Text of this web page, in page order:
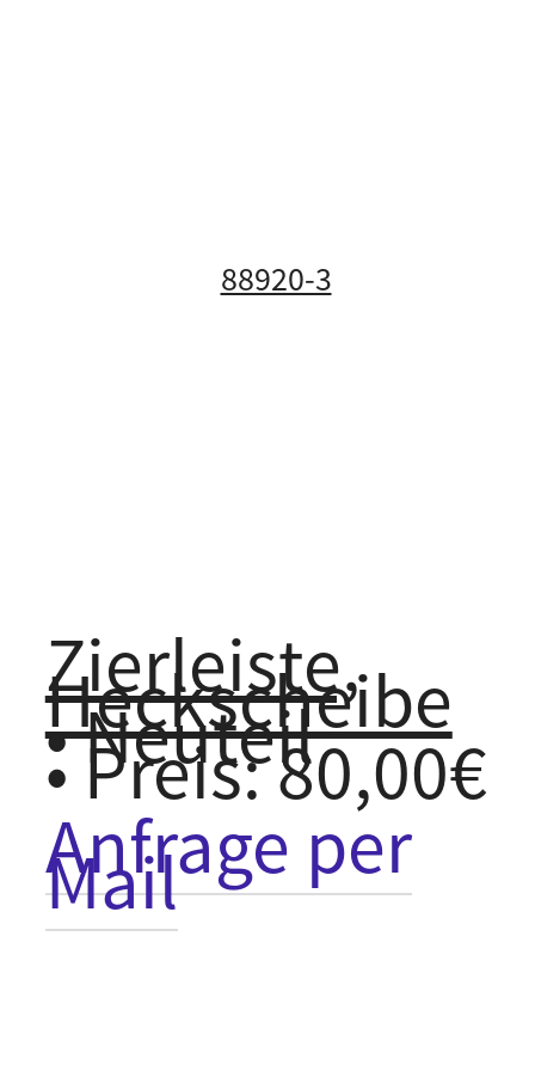
88920-3
Zierleiste,
Heckscheibe
• Neuteil
• Preis: 80,00€
Anfrage per
Mail